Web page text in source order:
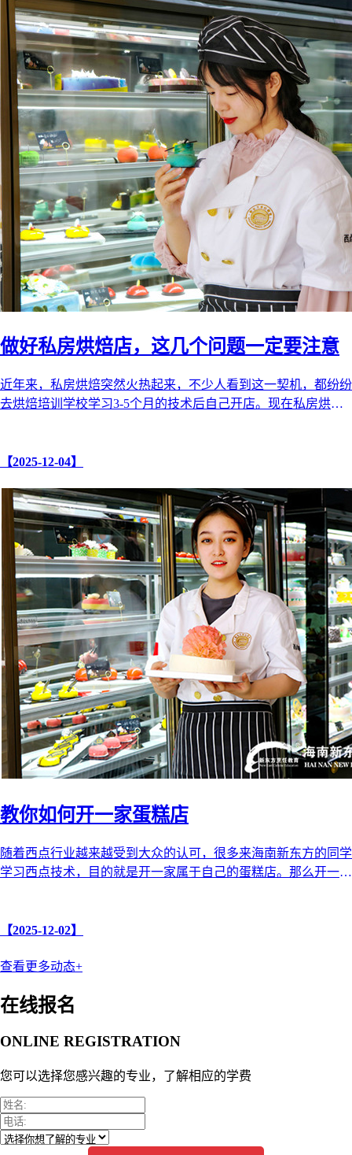
做好私房烘焙店，这几个问题一定要注意
近年来，私房烘焙突然火热起来，不少人看到这一契机，都纷纷
去烘焙培训学校学习3-5个月的技术后自己开店。现在私房烘焙
【2025-12-04】
教你如何开一家蛋糕店
随着西点行业越来越受到大众的认可，很多来海南新东方的同学
学习西点技术，目的就是开一家属于自己的蛋糕店。那么开一家
【2025-12-02】
查看更多动态+
在线报名
ONLINE REGISTRATION
您可以选择您感兴趣的专业，了解相应的学费